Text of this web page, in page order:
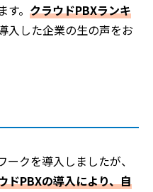
。 クラウドPBXランキ
入した企業の生の声をお
ークを導入しましたが、
ドPBXの導入により、自